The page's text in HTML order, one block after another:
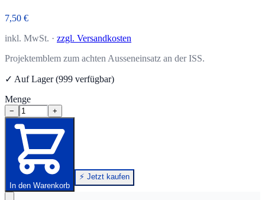
7,50 €
inkl. MwSt. · zzgl. Versandkosten
Projektemblem zum achten Ausseneinsatz an der ISS.
✓ Auf Lager (999 verfügbar)
Menge
− +
In den Warenkorb
⚡ Jetzt kaufen